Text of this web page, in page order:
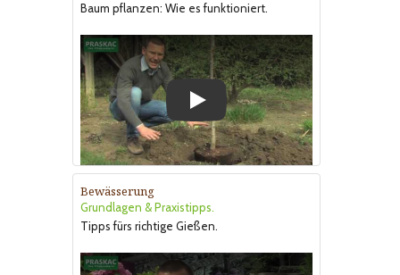
Baum pflanzen: Wie es funktioniert.
Play
Bewässerung
Grundlagen & Praxistipps.
Tipps fürs richtige Gießen.